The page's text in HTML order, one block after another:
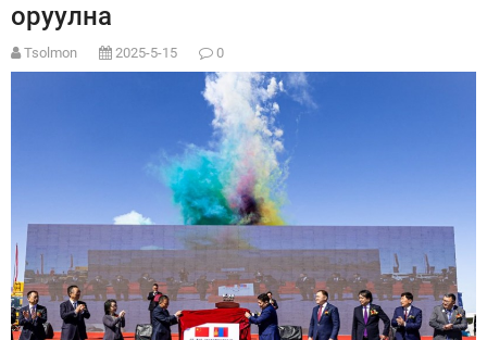
оруулна
Tsolmon 2025-5-15 0